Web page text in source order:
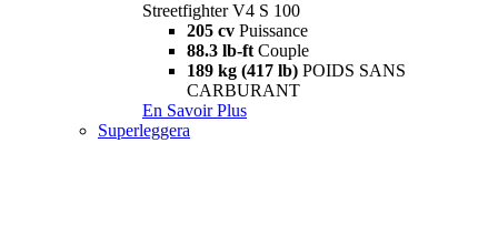
Streetfighter V4 S 100
205 cv Puissance
88.3 lb-ft Couple
189 kg (417 lb) POIDS SANS
CARBURANT
En Savoir Plus
Superleggera